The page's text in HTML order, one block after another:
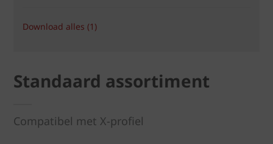
Download alles (1)
Standaard assortiment
Compatibel met X-profiel